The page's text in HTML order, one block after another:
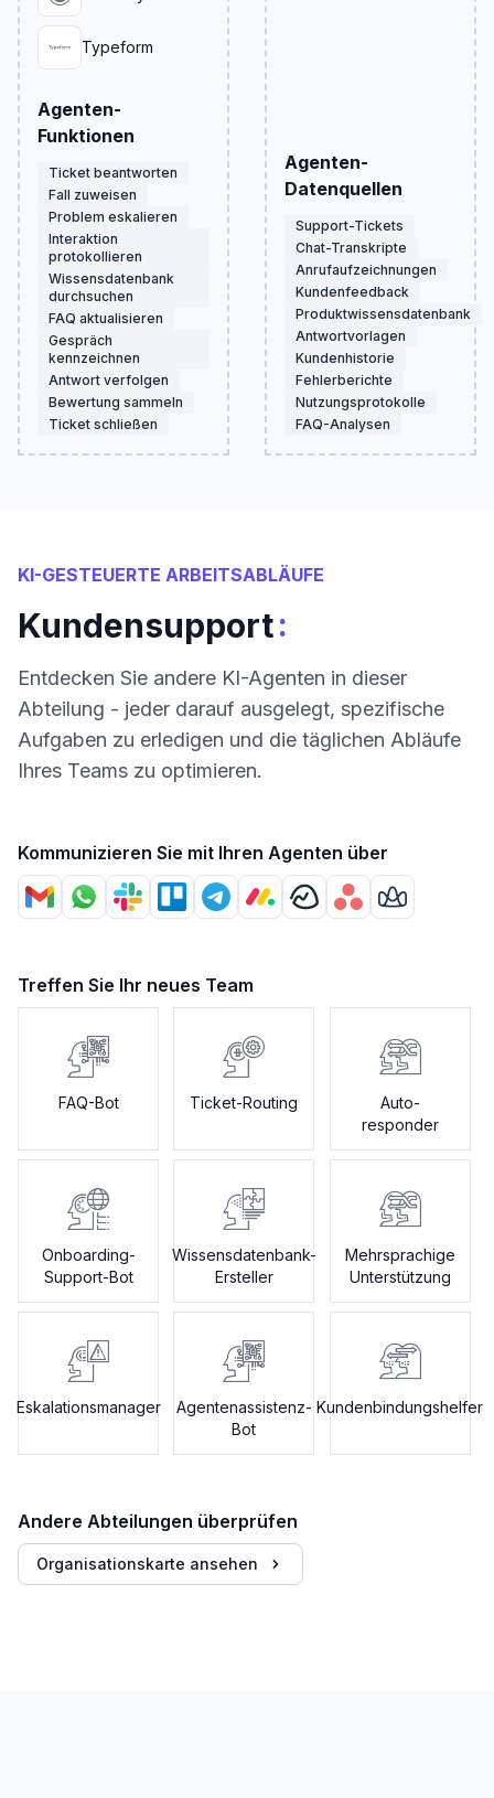
Typeform
Agenten-
Funktionen
Ticket beantworten
Fall zuweisen
Problem eskalieren
Interaktion
protokollieren
Wissensdatenbank
durchsuchen
FAQ aktualisieren
Gespräch
kennzeichnen
Antwort verfolgen
Bewertung sammeln
Ticket schließen
Agenten-
Datenquellen
Support-Tickets
Chat-Transkripte
Anrufaufzeichnungen
Kundenfeedback
Produktwissensdatenbank
Antwortvorlagen
Kundenhistorie
Fehlerberichte
Nutzungsprotokolle
FAQ-Analysen
KI-GESTEUERTE ARBEITSABLÄUFE
Kundensupport:
Entdecken Sie andere KI-Agenten in dieser
Abteilung - jeder darauf ausgelegt, spezifische
Aufgaben zu erledigen und die täglichen Abläufe
Ihres Teams zu optimieren.
Kommunizieren Sie mit Ihren Agenten über
Treffen Sie Ihr neues Team
FAQ-Bot Ticket-Routing
Auto-
responder
Onboarding-
Support-Bot
Wissensdatenbank-
Ersteller
Mehrsprachige
Unterstützung
Eskalationsmanager
Agentenassistenz-
Bot
Kundenbindungshelfer
Andere Abteilungen überprüfen
Organisationskarte ansehen